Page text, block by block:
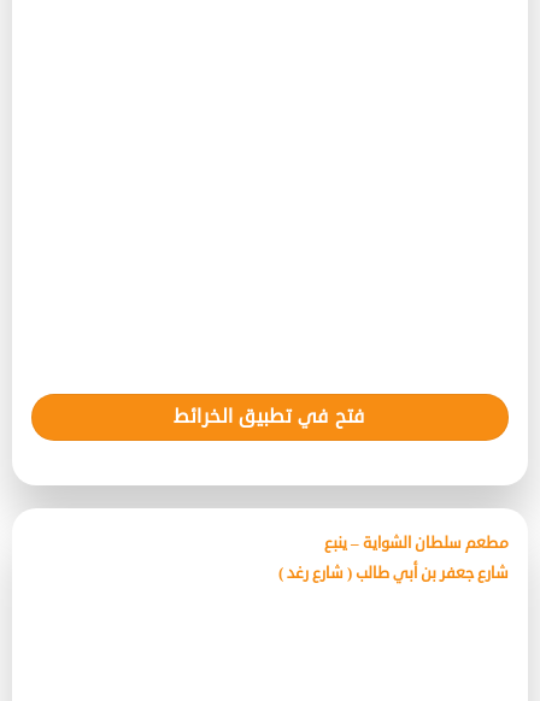
فتح في تطبيق الخرائط
مطعم سلطان الشواية – ينبع
شارع جعفر بن أبي طالب ( شارع رغد )